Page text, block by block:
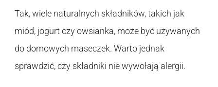
Tak, wiele naturalnych składników, takich jak
miód, jogurt czy owsianka, może być używanych
do domowych maseczek. Warto jednak
sprawdzić, czy składniki nie wywołają alergii.